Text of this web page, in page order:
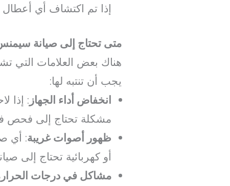
إذا تم اكتشاف أي أعطال
متى تحتاج إلى صيانة
هناك بعض العلامات التي
يجب أن تنتبه لها:
انخفاض أداء الجهاز : إذا
مشكلة تحتاج إلى فحص
ظهور أصوات غريبة: أي
أو كهربائية تحتاج إلى
مشاكل في درجات